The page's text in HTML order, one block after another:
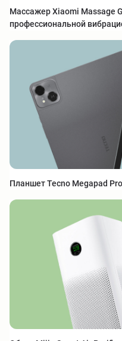
Массажер Xiaomi Massage
профессиональной
Планшет Tecno Megapad